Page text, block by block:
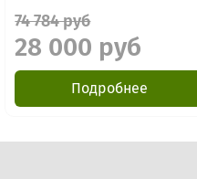
74 784 руб
28 000 руб
Подробнее